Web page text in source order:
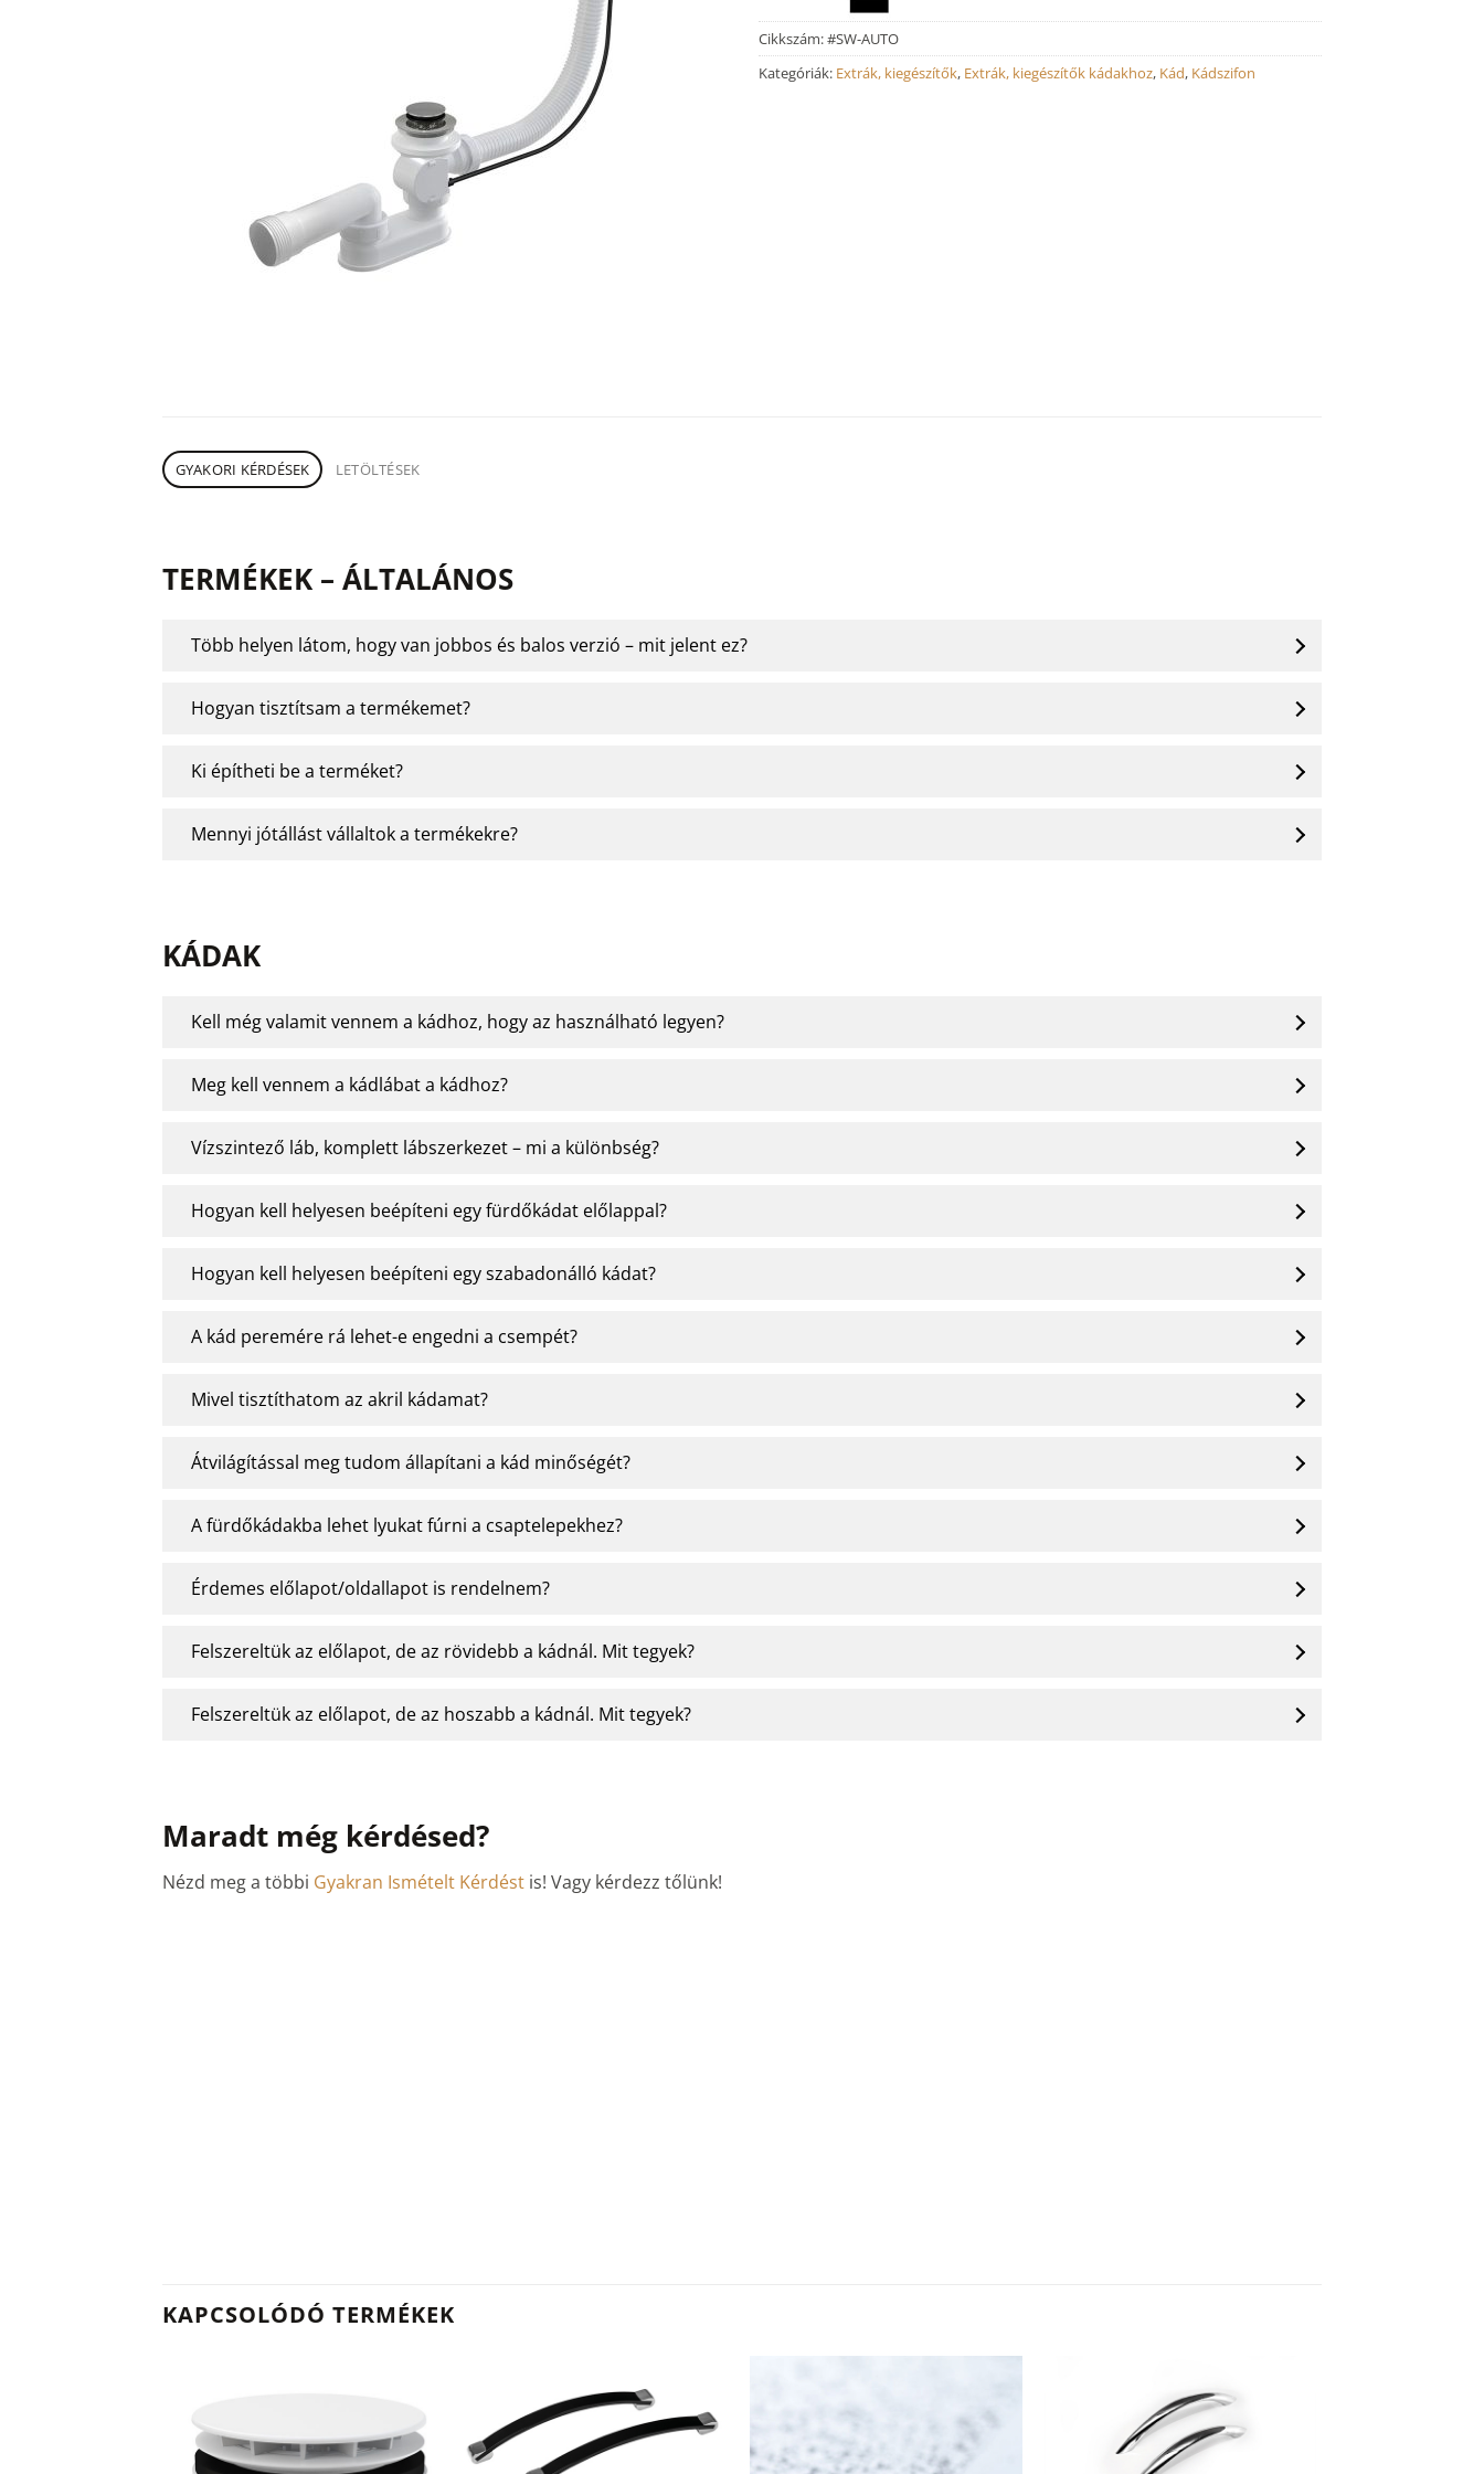
Cikkszám:#SW-AUTO
Kategóriák: Extrák, kiegészítők, Extrák, kiegészítők kádakhoz, Kád, Kádszifon
GYAKORI KÉRDÉSEK LETÖLTÉSEK
TERMÉKEK – ÁLTALÁNOS
Több helyen látom, hogy van jobbos és balos verzió – mit jelent ez?
Hogyan tisztítsam a termékemet?
Ki építheti be a terméket?
Mennyi jótállást vállaltok a termékekre?
KÁDAK
Kell még valamit vennem a kádhoz, hogy az használható legyen?
Meg kell vennem a kádlábat a kádhoz?
Vízszintező láb, komplett lábszerkezet – mi a különbség?
Hogyan kell helyesen beépíteni egy fürdőkádat előlappal?
Hogyan kell helyesen beépíteni egy szabadonálló kádat?
A kád peremére rá lehet-e engedni a csempét?
Mivel tisztíthatom az akril kádamat?
Átvilágítással meg tudom állapítani a kád minőségét?
A fürdőkádakba lehet lyukat fúrni a csaptelepekhez?
Érdemes előlapot/oldallapot is rendelnem?
Felszereltük az előlapot, de az rövidebb a kádnál. Mit tegyek?
Felszereltük az előlapot, de az hoszabb a kádnál. Mit tegyek?
Maradt még kérdésed?
Nézd meg a többi Gyakran Ismételt Kérdést is! Vagy kérdezz tőlünk!
KAPCSOLÓDÓ TERMÉKEK